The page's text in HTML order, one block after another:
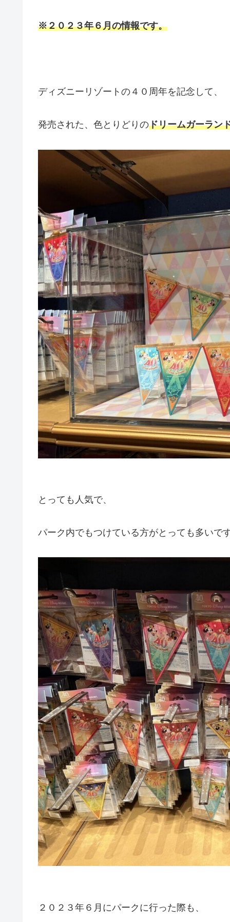
※２０２３年６月の情報です。
ディズニーリゾートの４０周年を記念して、
発売された、色とりどりのドリームガーラン
とっても人気で、
パーク内でもつけている方がとっても多いで
２０２３年６月にパークに行った際も、